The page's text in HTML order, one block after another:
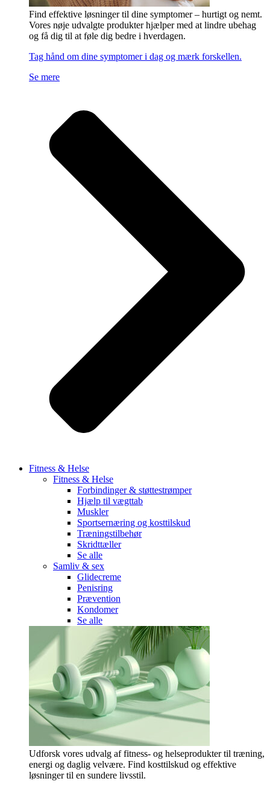
Find effektive løsninger til dine symptomer – hurtigt og nemt.
Vores nøje udvalgte produkter hjælper med at lindre ubehag
og få dig til at føle dig bedre i hverdagen.
Tag hånd om dine symptomer i dag og mærk forskellen.
Se mere
Fitness & Helse
Fitness & Helse
Forbindinger & støttestrømper
Hjælp til vægttab
Muskler
Sportsernæring og kosttilskud
Træningstilbehør
Skridttæller
Se alle
Samliv & sex
Glidecreme
Penisring
Prævention
Kondomer
Se alle
Udforsk vores udvalg af fitness- og helseprodukter til træning,
energi og daglig velvære. Find kosttilskud og effektive
løsninger til en sundere livsstil.